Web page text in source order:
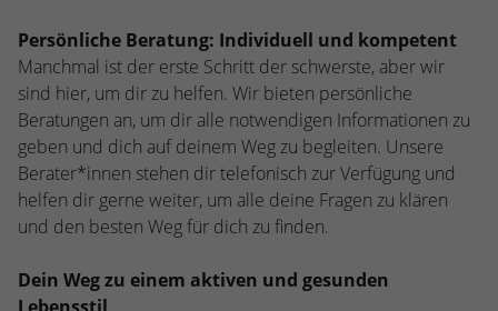
Persönliche Beratung: Individuell und kompetent
Manchmal ist der erste Schritt der schwerste, aber wir
sind hier, um dir zu helfen. Wir bieten persönliche
Beratungen an, um dir alle notwendigen Informationen zu
geben und dich auf deinem Weg zu begleiten. Unsere
Berater*innen stehen dir telefonisch zur Verfügung und
helfen dir gerne weiter, um alle deine Fragen zu klären
und den besten Weg für dich zu finden.
Dein Weg zu einem aktiven und gesunden
Zweck
Dieser Cookie identifiziert die Besucher
nach Alter, Geschlecht oder Interessen
und nutzt dazu den DoubleClick des
Google Tag Manager, um die gezielte
Anzeigenplatzierung zu vereinfachen.